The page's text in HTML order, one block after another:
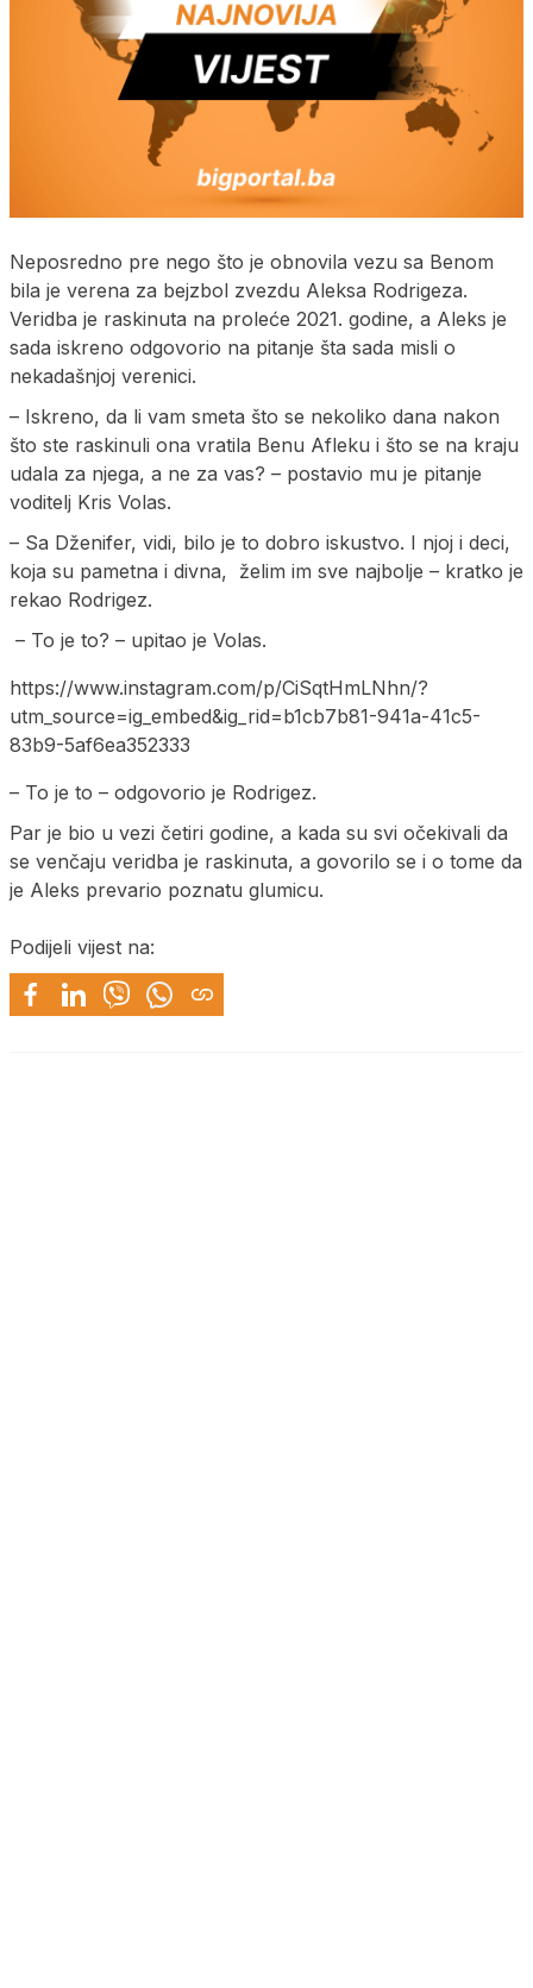
Neposredno pre nego što je obnovila vezu sa Benom
bila je verena za bejzbol zvezdu Aleksa Rodrigeza.
Veridba je raskinuta na proleće 2021. godine, a Aleks je
sada iskreno odgovorio na pitanje šta sada misli o
nekadašnjoj verenici.
– Iskreno, da li vam smeta što se nekoliko dana nakon
što ste raskinuli ona vratila Benu Afleku i što se na kraju
udala za njega, a ne za vas? – postavio mu je pitanje
voditelj Kris Volas.
– Sa Dženifer, vidi, bilo je to dobro iskustvo. I njoj i deci,
koja su pametna i divna, želim im sve najbolje – kratko je
rekao Rodrigez.
– To je to? – upitao je Volas.
https://www.instagram.com/p/CiSqtHmLNhn/?
utm_source=ig_embed&ig_rid=b1cb7b81-941a-41c5-
83b9-5af6ea352333
– To je to – odgovorio je Rodrigez.
Par je bio u vezi četiri godine, a kada su svi očekivali da
se venčaju veridba je raskinuta, a govorilo se i o tome da
je Aleks prevario poznatu glumicu.
Podijeli vijest na: